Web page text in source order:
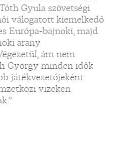
Gyula szövetségi
válogatott kiemelkedő
Európa-bajnoki, majd
arany
ám nem
György minden idők
játékvezetőjeként
vizeken